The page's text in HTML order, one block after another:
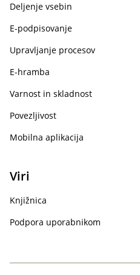
Deljenje vsebin
E-podpisovanje
Upravljanje procesov
E-hramba
Varnost in skladnost
Povezljivost
Mobilna aplikacija
Viri
Knjižnica
Podpora uporabnikom